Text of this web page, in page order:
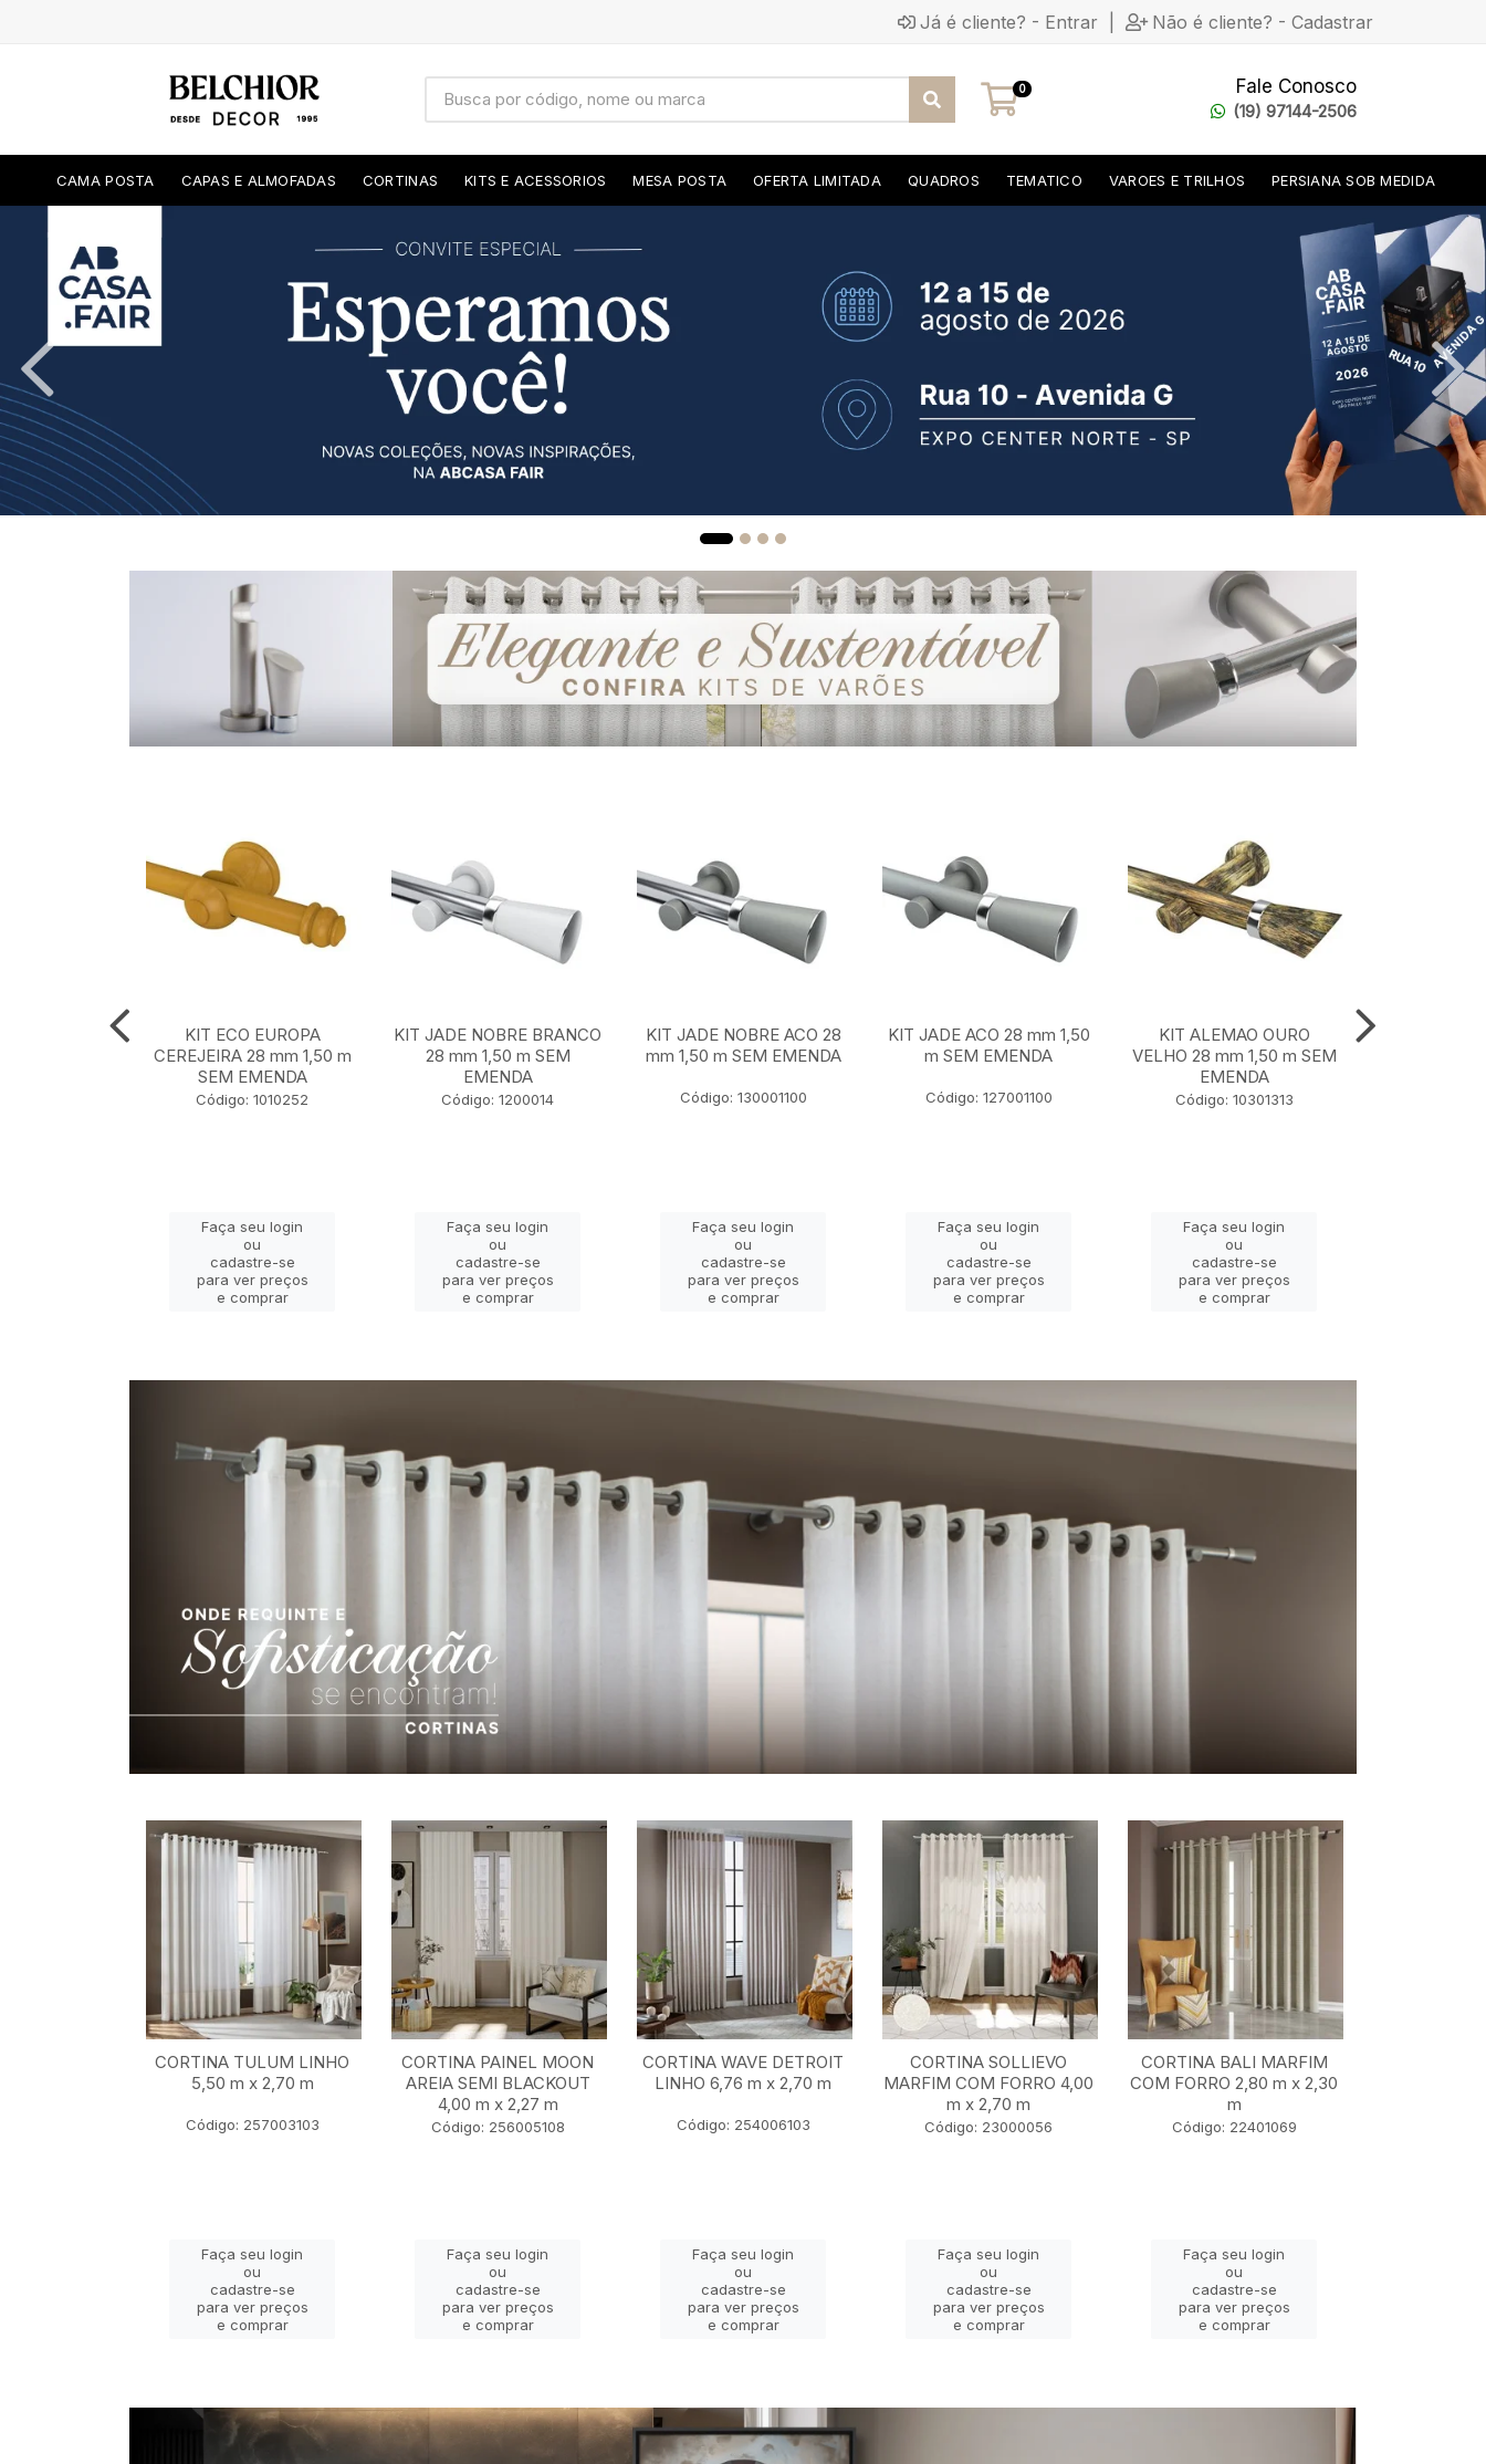
Já é cliente? - Entrar Não é cliente? - Cadastrar
0 Fale Conosco
(19) 97144-2506
CAMA POSTA CAPAS E ALMOFADAS CORTINAS KITS E ACESSORIOS MESA POSTA OFERTA LIMITADA QUADROS TEMATICO VAROES E TRILHOS PERSIANA SOB MEDIDA
KIT ECO EUROPA
CEREJEIRA 28 mm 1,50 m
SEM EMENDA
Código: 1010252
Faça seu login
ou
cadastre-se
para ver preços
e comprar
KIT JADE NOBRE BRANCO
28 mm 1,50 m SEM
EMENDA
Código: 1200014
Faça seu login
ou
cadastre-se
para ver preços
e comprar
KIT JADE NOBRE ACO 28
mm 1,50 m SEM EMENDA
Código: 130001100
Faça seu login
ou
cadastre-se
para ver preços
e comprar
KIT JADE ACO 28 mm 1,50
m SEM EMENDA
Código: 127001100
Faça seu login
ou
cadastre-se
para ver preços
e comprar
KIT ALEMAO OURO
VELHO 28 mm 1,50 m SEM
EMENDA
Código: 10301313
Faça seu login
ou
cadastre-se
para ver preços
e comprar
CORTINA TULUM LINHO
5,50 m x 2,70 m
Código: 257003103
Faça seu login
ou
cadastre-se
para ver preços
e comprar
CORTINA PAINEL MOON
AREIA SEMI BLACKOUT
4,00 m x 2,27 m
Código: 256005108
Faça seu login
ou
cadastre-se
para ver preços
e comprar
CORTINA WAVE DETROIT
LINHO 6,76 m x 2,70 m
Código: 254006103
Faça seu login
ou
cadastre-se
para ver preços
e comprar
CORTINA SOLLIEVO
MARFIM COM FORRO 4,00
m x 2,70 m
Código: 23000056
Faça seu login
ou
cadastre-se
para ver preços
e comprar
CORTINA BALI MARFIM
COM FORRO 2,80 m x 2,30
m
Código: 22401069
Faça seu login
ou
cadastre-se
para ver preços
e comprar